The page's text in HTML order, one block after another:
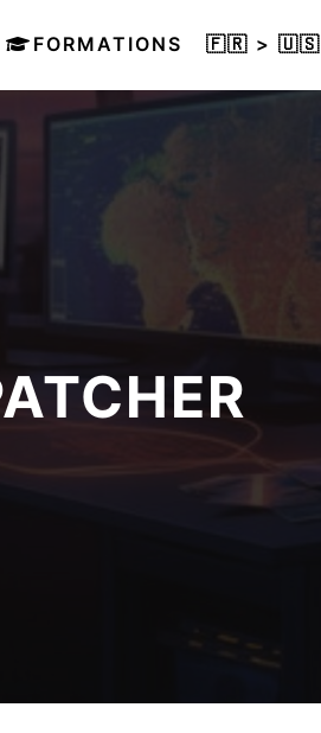
FORMATIONS 🇫🇷 > 🇺🇸